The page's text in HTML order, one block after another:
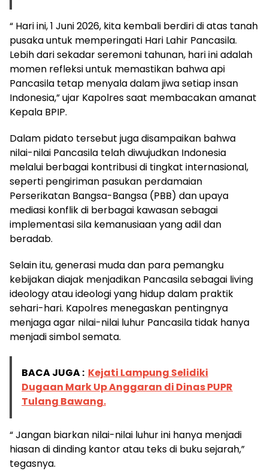
“ Hari ini, 1 Juni 2026, kita kembali berdiri di atas tanah
pusaka untuk memperingati Hari Lahir Pancasila.
Lebih dari sekadar seremoni tahunan, hari ini adalah
momen refleksi untuk memastikan bahwa api
Pancasila tetap menyala dalam jiwa setiap insan
Indonesia,” ujar Kapolres saat membacakan amanat
Kepala BPIP.
Dalam pidato tersebut juga disampaikan bahwa
nilai-nilai Pancasila telah diwujudkan Indonesia
melalui berbagai kontribusi di tingkat internasional,
seperti pengiriman pasukan perdamaian
Perserikatan Bangsa-Bangsa (PBB) dan upaya
mediasi konflik di berbagai kawasan sebagai
implementasi sila kemanusiaan yang adil dan
beradab.
Selain itu, generasi muda dan para pemangku
kebijakan diajak menjadikan Pancasila sebagai living
ideology atau ideologi yang hidup dalam praktik
sehari-hari. Kapolres menegaskan pentingnya
menjaga agar nilai-nilai luhur Pancasila tidak hanya
menjadi simbol semata.
BACA JUGA : Kejati Lampung Selidiki
Dugaan Mark Up Anggaran di Dinas PUPR
Tulang Bawang.
“ Jangan biarkan nilai-nilai luhur ini hanya menjadi
hiasan di dinding kantor atau teks di buku sejarah,”
tegasnya.